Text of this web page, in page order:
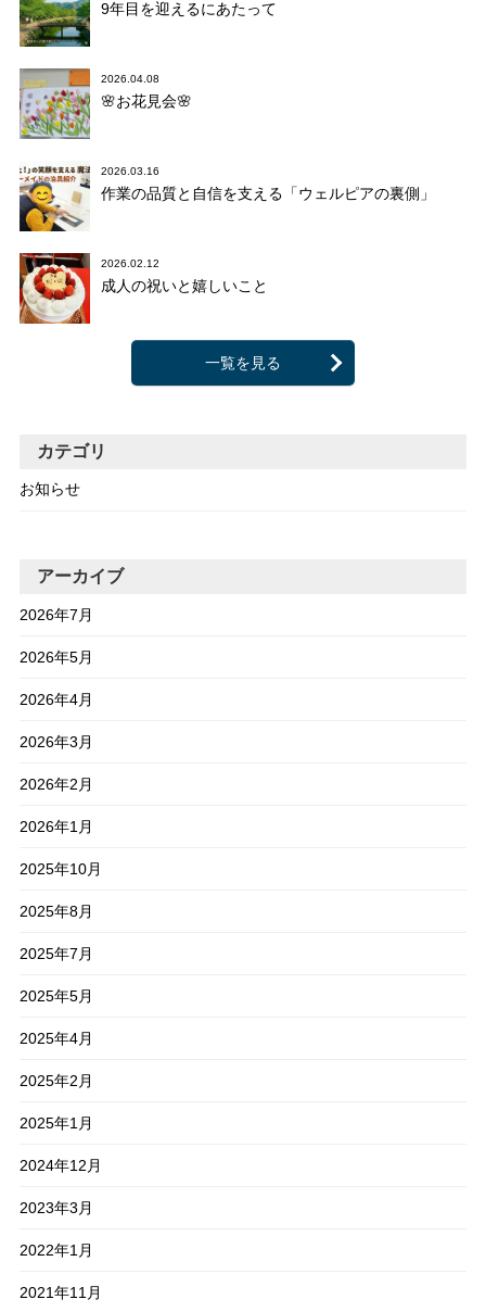
9年目を迎えるにあたって
2026.04.08
🌸お花見会🌸
2026.03.16
作業の品質と自信を支える「ウェルピアの裏側」
2026.02.12
成人の祝いと嬉しいこと
一覧を見る
カテゴリ
お知らせ
アーカイブ
2026年7月
2026年5月
2026年4月
2026年3月
2026年2月
2026年1月
2025年10月
2025年8月
2025年7月
2025年5月
2025年4月
2025年2月
2025年1月
2024年12月
2023年3月
2022年1月
2021年11月